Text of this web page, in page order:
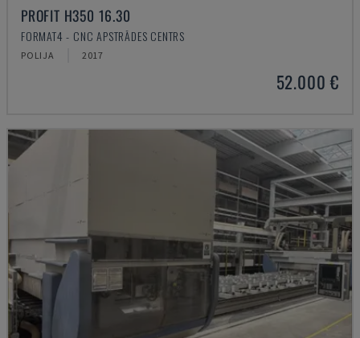
PROFIT H350 16.30
FORMAT4 - CNC APSTRĀDES CENTRS
POLIJA 2017
52.000 €